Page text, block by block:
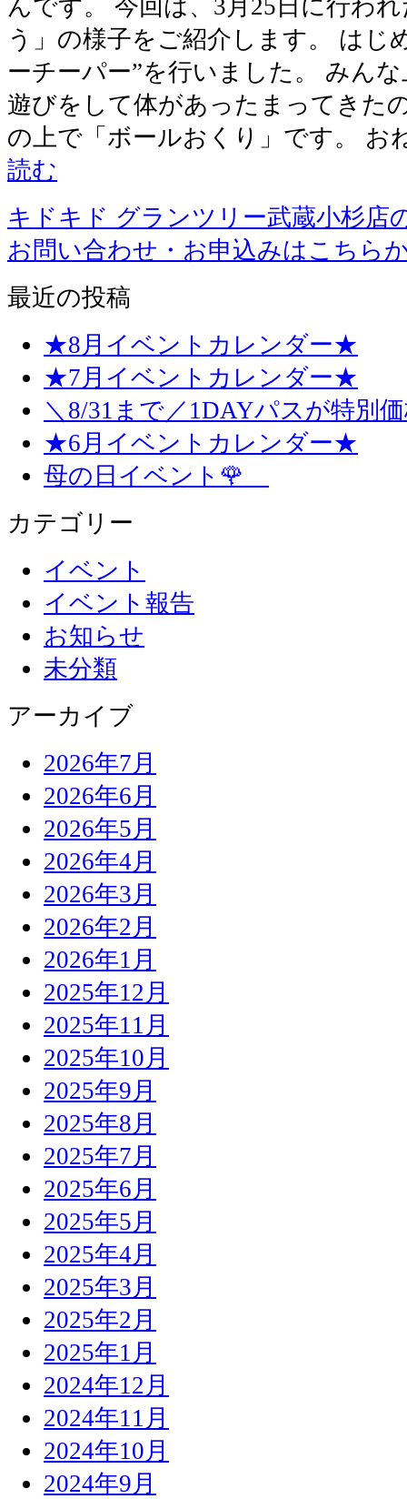
んです。 今回は、3月25日に行わ
う」の様子をご紹介します。 はじ
ーチーパー”を行いました。 みん
遊びをして体があったまってきた
の上で「ボールおくり」です。
読む
キドキド グランツリー武蔵小杉店
お問い合わせ・お申込みはこちら
最近の投稿
★8月イベントカレンダー★
★7月イベントカレンダー★
＼8/31まで／1DAYパスが特別
★6月イベントカレンダー★
母の日イベント🌹
カテゴリー
イベント
イベント報告
お知らせ
未分類
アーカイブ
2026年7月
2026年6月
2026年5月
2026年4月
2026年3月
2026年2月
2026年1月
2025年12月
2025年11月
2025年10月
2025年9月
2025年8月
2025年7月
2025年6月
2025年5月
2025年4月
2025年3月
2025年2月
2025年1月
2024年12月
2024年11月
2024年10月
2024年9月